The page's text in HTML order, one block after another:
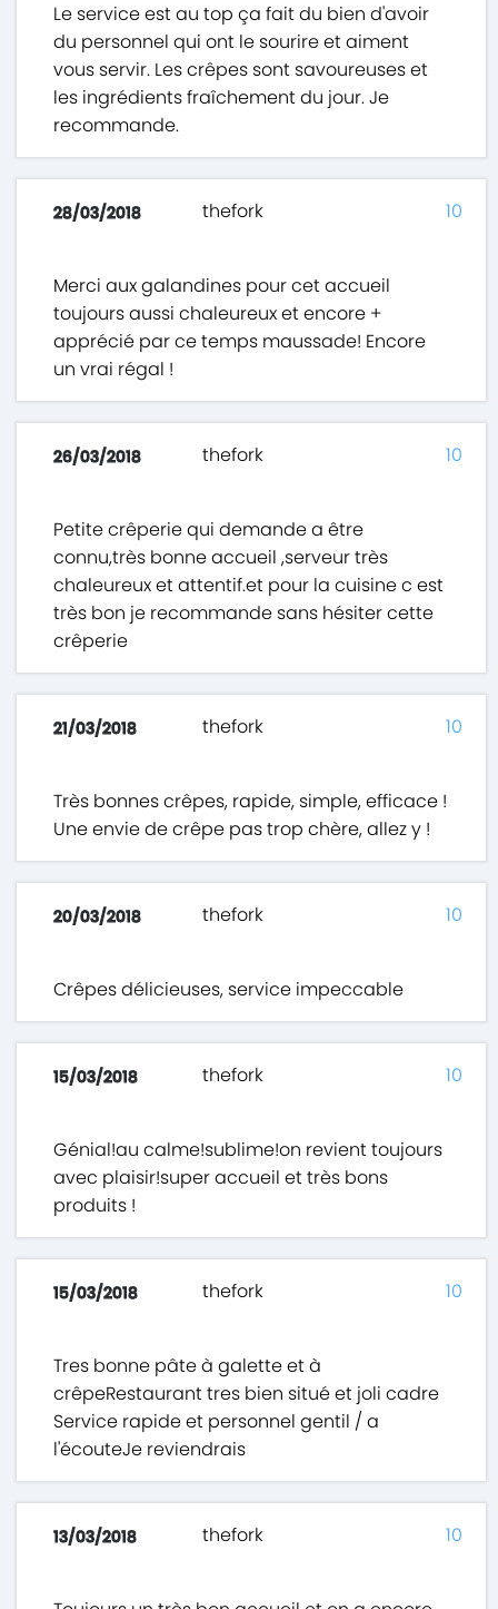
Le service est au top ça fait du bien d'avoir
du personnel qui ont le sourire et aiment
vous servir. Les crêpes sont savoureuses et
les ingrédients fraîchement du jour. Je
recommande.
28/03/2018 thefork
Merci aux galandines pour cet accueil
toujours aussi chaleureux et encore +
apprécié par ce temps maussade! Encore
un vrai régal !
10
26/03/2018 thefork
Petite crêperie qui demande a être
connu,très bonne accueil ,serveur très
chaleureux et attentif.et pour la cuisine c est
très bon je recommande sans hésiter cette
crêperie
10
21/03/2018 thefork
Très bonnes crêpes, rapide, simple, efficace !
Une envie de crêpe pas trop chère, allez y !
10
20/03/2018 thefork
Crêpes délicieuses, service impeccable
10
15/03/2018 thefork
Génial!au calme!sublime!on revient toujours
avec plaisir!super accueil et très bons
produits !
10
15/03/2018 thefork
Tres bonne pâte à galette et à
crêpeRestaurant tres bien situé et joli cadre
Service rapide et personnel gentil / a
l'écouteJe reviendrais
10
13/03/2018 thefork 10